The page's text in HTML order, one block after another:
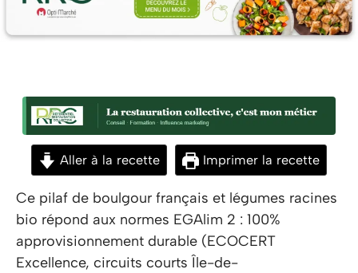
Aller à la recette Imprimer la recette
Ce pilaf de boulgour français et légumes racines
bio répond aux normes EGAlim 2 : 100%
approvisionnement durable (ECOCERT
Excellence, circuits courts Île-de-